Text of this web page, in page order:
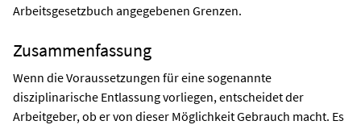
Arbeitsgesetzbuch angegebenen Grenzen.
Zusammenfassung
Wenn die Voraussetzungen für eine sogenannte
disziplinarische Entlassung vorliegen, entscheidet der
Arbeitgeber, ob er von dieser Möglichkeit Gebrauch macht. Es